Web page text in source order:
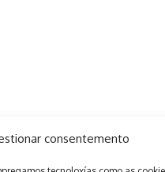
consentemento